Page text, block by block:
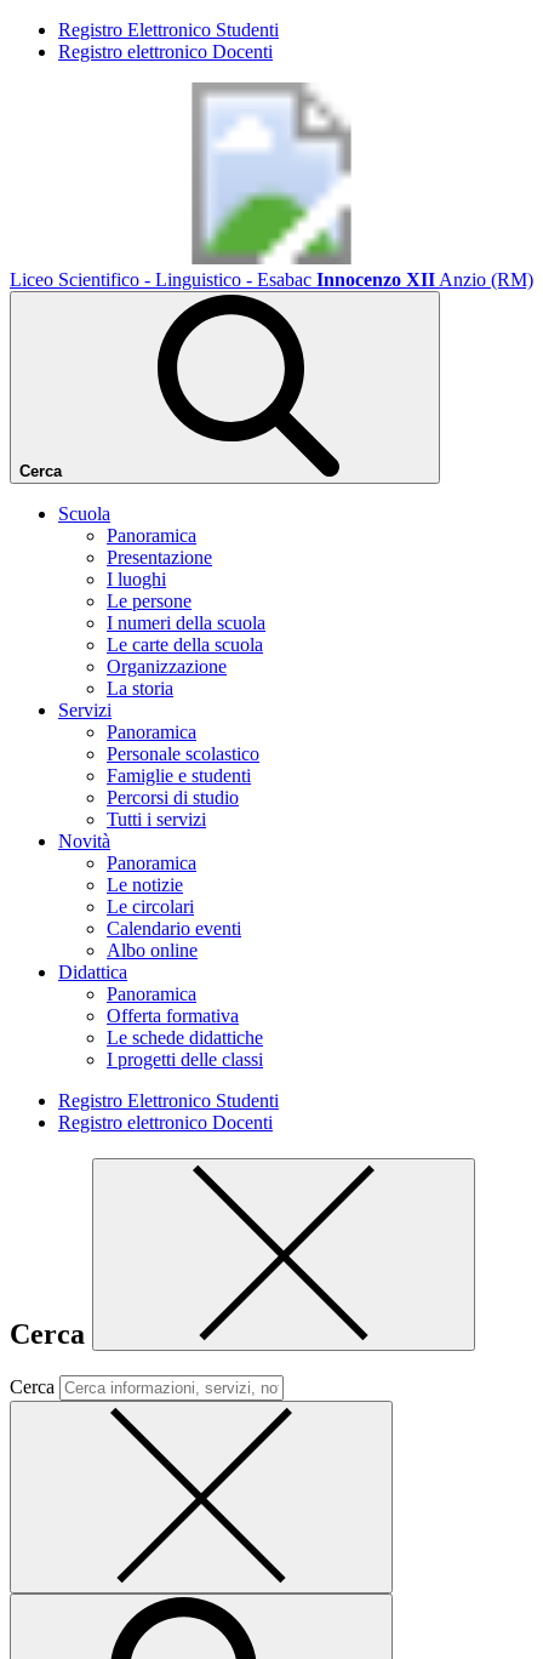
Registro Elettronico Studenti
Registro elettronico Docenti
Liceo Scientifico - Linguistico - Esabac Innocenzo XII Anzio (RM)
Cerca
Scuola
Panoramica
Presentazione
I luoghi
Le persone
I numeri della scuola
Le carte della scuola
Organizzazione
La storia
Servizi
Panoramica
Personale scolastico
Famiglie e studenti
Percorsi di studio
Tutti i servizi
Novità
Panoramica
Le notizie
Le circolari
Calendario eventi
Albo online
Didattica
Panoramica
Offerta formativa
Le schede didattiche
I progetti delle classi
Registro Elettronico Studenti
Registro elettronico Docenti
Cerca
Cerca